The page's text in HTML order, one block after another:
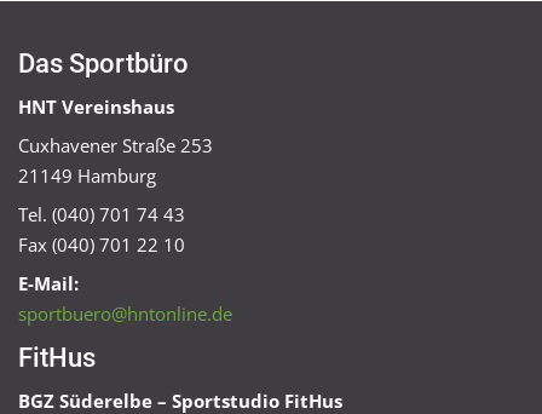
Das Sportbüro
HNT Vereinshaus
Cuxhavener Straße 253
21149 Hamburg
Tel. (040) 701 74 43
Fax (040) 701 22 10
E-Mail:
sportbuero@hntonline.de
FitHus
BGZ Süderelbe – Sportstudio FitHus